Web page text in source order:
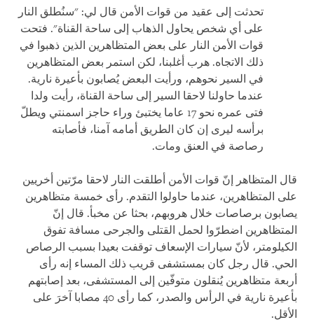
تحدثت إلى عقيد من قوات الأمن قال لي: "سنُطلق النار
على أي شخص يحاول الذهاب إلى ساحة القناة". فتحت
قوات الأمن النار على بعض المتظاهرين الذين ذهبوا في
ذلك الاتجاه. هرب أغلبنا، لكن استمر بعض المتظاهرين
في السير نحوهم، ورأيت البعض يُصابون بأعيرة نارية.
عندما حاولنا لاحقا السير إلى ساحة القناة، رأيت ولدا
فتى عمره نحو 17 عاما يختبئ وراء حاجز اسمنتي ويطلّ
برأسه ليرى إن كان الطريق أمامه آمنا، فأصابته
رصاصة في العنق ومات.
قال المتظاهر إنّ قوات الأمن أطلقت النار لاحقا مرّتين أخريين
على المتظاهرين، عندما حاولوا التقدم. رأى خمسة متظاهرين
يصابون برصاصات خلال هروبهم، بحثا عن مخبأ. قال إنّ
المتظاهرين اضطرّوا لحمل القتلى والجرحى مسافة تفوق
الكيلومتر، لأنّ سيارات الإسعاف توقفت بعيدا بسبب الرصاص
الحي. قال رجل كان بمستشفى قريب ذلك المساء إنه رأى
أربعة متظاهرين يُنقلون متوفّين إلى المستشفى، بعد إصابتهم
بأعيرة نارية في الرأس والصدر، كما رأى 40 مصابا آخرَ على
الأقل.